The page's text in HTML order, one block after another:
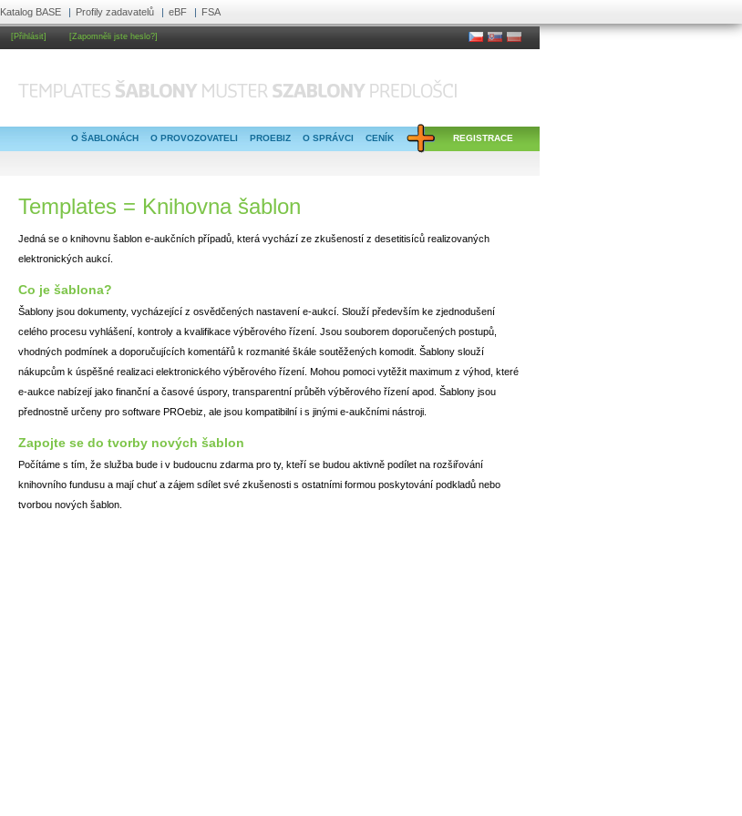
Katalog BASE Profily zadavatelů eBF FSA
[Zapomněli jste heslo?]
O ŠABLONÁCH O PROVOZOVATELI PROEBIZ O SPRÁVCI CENÍK REGISTRACE
Templates = Knihovna šablon
Jedná se o knihovnu šablon e-aukčních případů, která vychází ze zkušeností z desetitisíců realizovaných
elektronických aukcí.
Co je šablona?
Šablony jsou dokumenty, vycházející z osvědčených nastavení e-aukcí. Slouží především ke zjednodušení
celého procesu vyhlášení, kontroly a kvalifikace výběrového řízení. Jsou souborem doporučených postupů,
vhodných podmínek a doporučujících komentářů k rozmanité škále soutěžených komodit. Šablony slouží
nákupcům k úspěšné realizaci elektronického výběrového řízení. Mohou pomoci vytěžit maximum z výhod, které
e-aukce nabízejí jako finanční a časové úspory, transparentní průběh výběrového řízení apod. Šablony jsou
přednostně určeny pro software PROebiz, ale jsou kompatibilní i s jinými e-aukčními nástroji.
Zapojte se do tvorby nových šablon
Počítáme s tím, že služba bude i v budoucnu zdarma pro ty, kteří se budou aktivně podílet na rozšiřování
knihovního fundusu a mají chuť a zájem sdílet své zkušenosti s ostatními formou poskytování podkladů nebo
tvorbou nových šablon.